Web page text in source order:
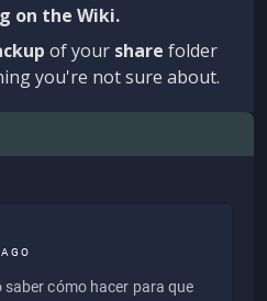
on the Wiki.
of your share folder
you're not sure about.
saber cómo hacer para que